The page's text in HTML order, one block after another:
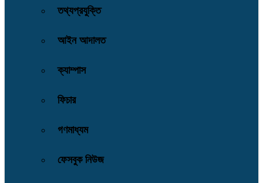
তথ্যপ্রযুক্তি
আইন আদালত
ক্যাম্পাস
ফিচার
গণমাধ্যম
ফেসবুক নিউজ